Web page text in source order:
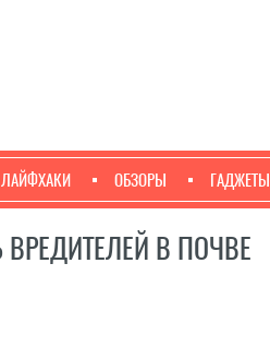
ЛАЙФХАКИ ОБЗОРЫ ГАДЖЕТЫ
В ПОЧВЕ